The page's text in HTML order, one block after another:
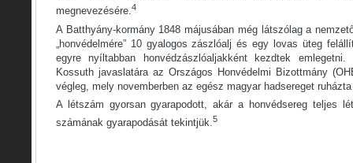
megnevezésére.4
A Batthyány-kormány 1848 májusában még látszólag a
„honvédelmére” 10 gyalogos zászlóalj és egy lovas üteg
egyre nyíltabban honvédzászlóaljakként kezdtek
Kossuth javaslatára az Országos Honvédelmi Bizottmány
végleg, mely novemberben az egész magyar hadsereget
A létszám gyorsan gyarapodott, akár a honvédsereg teljes
számának gyarapodását tekintjük.5